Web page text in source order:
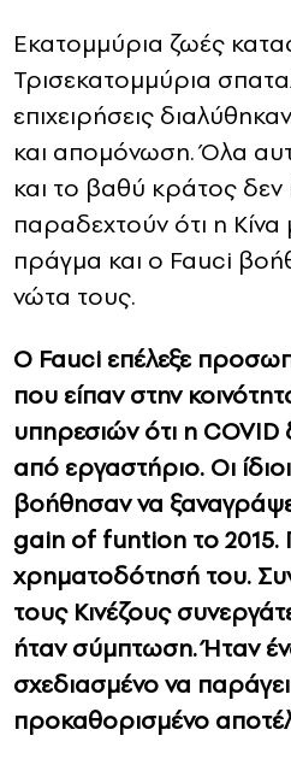
Εκατομμύρια ζωές
Τρισεκατομμύρια
επιχειρήσεις
και απομόνωση. Όλα
και το βαθύ κράτος δεν
παραδεχτούν ότι η
πράγμα και ο Fauci
νώτα τους.
Ο Fauci επέλεξε
που είπαν στην
υπηρεσιών ότι η
από εργαστήριο. Οι ίδιοι
βοήθησαν να
gain of funtion το 2015.
χρηματοδότησή του.
τους Κινέζους
ήταν σύμπτωση. Ήταν
σχεδιασμένο να
προκαθορισμένο